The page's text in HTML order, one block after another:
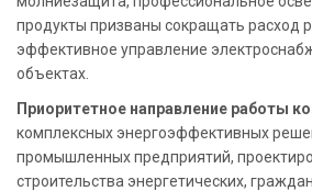
продукты призваны сокращать расход
эффективное управление
объектах.
Приоритетное направление работы
комплексных энергоэффективных
промышленных предприятий,
строительства энергетических,